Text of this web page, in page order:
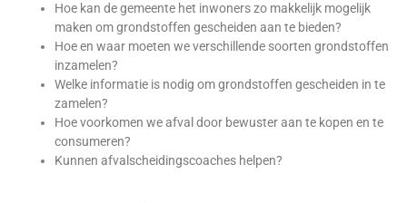
Hoe kan de gemeente het inwoners zo makkelijk mogelijk
maken om grondstoffen gescheiden aan te bieden?
Hoe en waar moeten we verschillende soorten grondstoffen
inzamelen?
Welke informatie is nodig om grondstoffen gescheiden in te
zamelen?
Hoe voorkomen we afval door bewuster aan te kopen en te
consumeren?
Kunnen afvalscheidingscoaches helpen?